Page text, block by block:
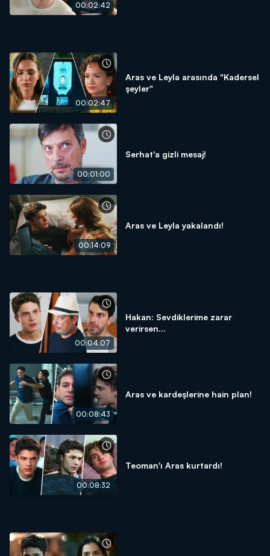
00:02:42
00:02:47
Aras ve Leyla arasında "Kadersel
şeyler"
00:01:00
Serhat'a gizli mesaj!
00:14:09
Aras ve Leyla yakalandı!
00:04:07
Hakan: Sevdiklerime zarar
verirsen...
00:08:43
Aras ve kardeşlerine hain plan!
00:08:32
Teoman'ı Aras kurtardı!